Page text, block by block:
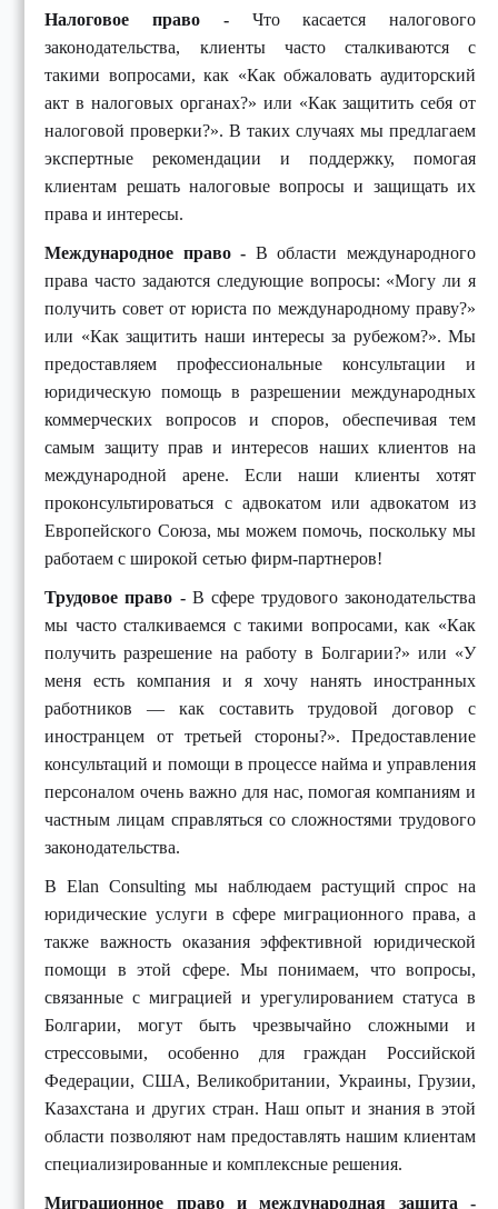
Налоговое право - Что касается налогового
законодательства, клиенты часто сталкиваются с
такими вопросами, как «Как обжаловать аудиторский
акт в налоговых органах?» или «Как защитить себя от
налоговой проверки?». В таких случаях мы предлагаем
экспертные рекомендации и поддержку, помогая
клиентам решать налоговые вопросы и защищать их
права и интересы.
Международное право - В области международного
права часто задаются следующие вопросы: «Могу ли я
получить совет от юриста по международному праву?»
или «Как защитить наши интересы за рубежом?». Мы
предоставляем профессиональные консультации и
юридическую помощь в разрешении международных
коммерческих вопросов и споров, обеспечивая тем
самым защиту прав и интересов наших клиентов на
международной арене. Если наши клиенты хотят
проконсультироваться с адвокатом или адвокатом из
Европейского Союза, мы можем помочь, поскольку мы
работаем с широкой сетью фирм-партнеров!
Трудовое право - В сфере трудового законодательства
мы часто сталкиваемся с такими вопросами, как «Как
получить разрешение на работу в Болгарии?» или «У
меня есть компания и я хочу нанять иностранных
работников — как составить трудовой договор с
иностранцем от третьей стороны?». Предоставление
консультаций и помощи в процессе найма и управления
персоналом очень важно для нас, помогая компаниям и
частным лицам справляться со сложностями трудового
законодательства.
В Elan Consulting мы наблюдаем растущий спрос на
юридические услуги в сфере миграционного права, а
также важность оказания эффективной юридической
помощи в этой сфере. Мы понимаем, что вопросы,
связанные с миграцией и урегулированием статуса в
Болгарии, могут быть чрезвычайно сложными и
стрессовыми, особенно для граждан Российской
Федерации, США, Великобритании, Украины, Грузии,
Казахстана и других стран. Наш опыт и знания в этой
области позволяют нам предоставлять нашим клиентам
специализированные и комплексные решения.
Миграционное право и международная защита -